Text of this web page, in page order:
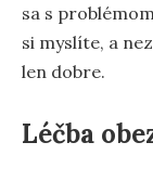
sa s
si myslíte, a
len dobre.
Léčba